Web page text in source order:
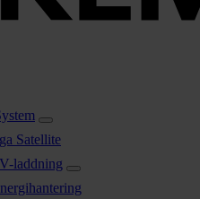
Satellite
laddning